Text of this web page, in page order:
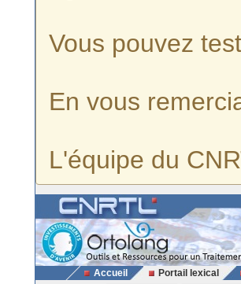
Vous pouvez
En vous
L'équipe du
Accueil Portail lexical